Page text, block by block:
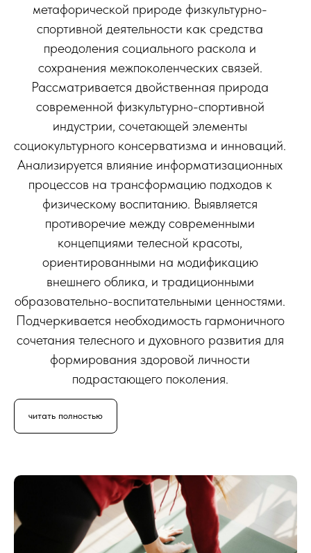
метафорической природе физкультурно-
спортивной деятельности как средства
преодоления социального раскола и
сохранения межпоколенческих связей.
Рассматривается двойственная природа
современной физкультурно-спортивной
индустрии, сочетающей элементы
социокультурного консерватизма и инноваций.
Анализируется влияние информатизационных
процессов на трансформацию подходов к
физическому воспитанию. Выявляется
противоречие между современными
концепциями телесной красоты,
ориентированными на модификацию
внешнего облика, и традиционными
образовательно-воспитательными ценностями.
Подчеркивается необходимость гармоничного
сочетания телесного и духовного развития для
формирования здоровой личности
подрастающего поколения.
читать полностью